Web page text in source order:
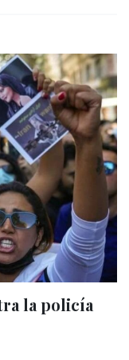
la policía